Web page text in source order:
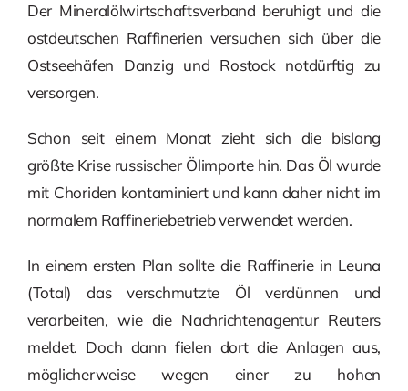
Der Mineralölwirtschaftsverband beruhigt und die
ostdeutschen Raffinerien versuchen sich über die
Ostseehäfen Danzig und Rostock notdürftig zu
versorgen.
Schon seit einem Monat zieht sich die bislang
größte Krise russischer Ölimporte hin. Das Öl wurde
mit Choriden kontaminiert und kann daher nicht im
normalem Raffineriebetrieb verwendet werden.
In einem ersten Plan sollte die Raffinerie in Leuna
(Total) das verschmutzte Öl verdünnen und
verarbeiten, wie die Nachrichtenagentur Reuters
meldet. Doch dann fielen dort die Anlagen aus,
möglicherweise wegen einer zu hohen